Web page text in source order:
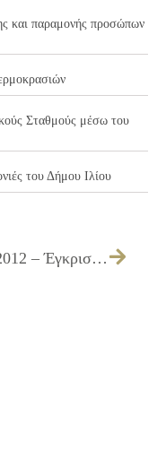
και παραμονής προσώπων
Σταθμούς μέσω του
του Δήμου Ιλίου
239/2012 – Έγκριση απευθείας ανάθεση σε Εταιρεία Παροχής Αερίου Αττικής Α.Ε.